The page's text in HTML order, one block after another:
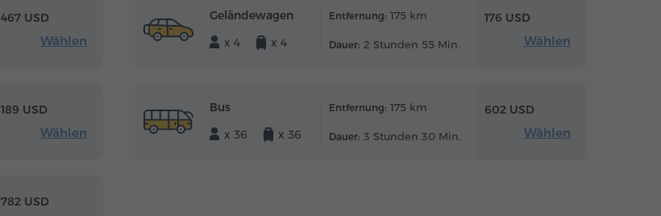
467 USD
Wählen
Geländewagen
x 4
x 4
Entfernung: 175 km
Dauer: 2 Stunden 55 Min.
176 USD
Wählen
189 USD
Wählen
Bus
x 36
x 36
Entfernung: 175 km
Dauer: 3 Stunden 30 Min.
602 USD
Wählen
782 USD